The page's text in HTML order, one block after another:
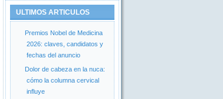
ULTIMOS ARTICULOS
Premios Nobel de Medicina
2026: claves, candidatos y
fechas del anuncio
Dolor de cabeza en la nuca:
cómo la columna cervical
influye